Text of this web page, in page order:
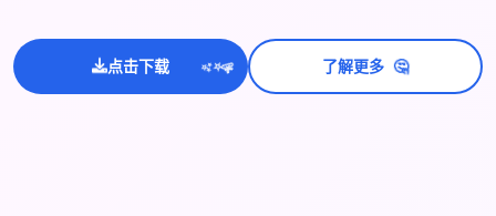
点击下载 ✨
⭐💫 了解更多 🤔